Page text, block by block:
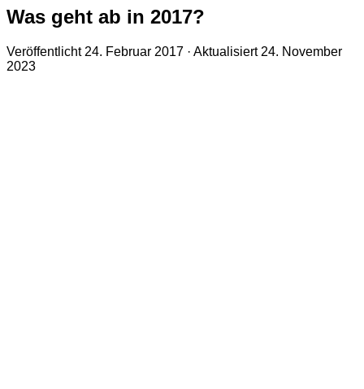
Was geht ab in 2017?
Veröffentlicht 24. Februar 2017 · Aktualisiert 24. November
2023